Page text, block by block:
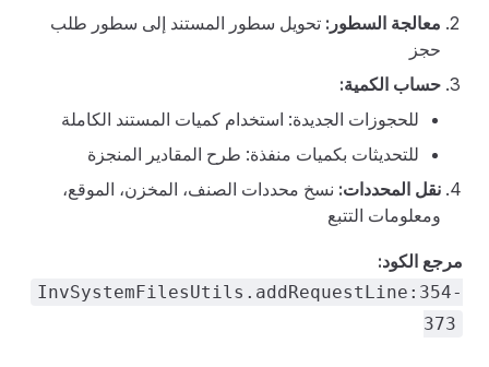
معالجة السطور: تحويل سطور المستند إلى سطور طلب
حجز
حساب الكمية:
للحجوزات الجديدة: استخدام كميات المستند الكاملة
للتحديثات بكميات منفذة: طرح المقادير المنجزة
نقل المحددات: نسخ محددات الصنف، المخزن، الموقع،
ومعلومات التتبع
مرجع الكود:
InvSystemFilesUtils.addRequestLine:354-
373